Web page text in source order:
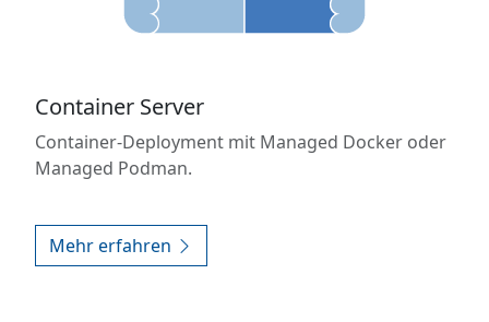
Container Server
Container-Deployment mit Managed Docker oder
Managed Podman.
Mehr erfahren